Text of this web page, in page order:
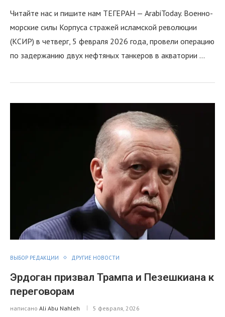
Читайте нас и пишите нам ТЕГЕРАН — ArabiToday. Военно-
морские силы Корпуса стражей исламской революции
(КСИР) в четверг, 5 февраля 2026 года, провели операцию
по задержанию двух нефтяных танкеров в акватории …
ВЫБОР РЕДАКЦИИ ДРУГИЕ НОВОСТИ
Эрдоган призвал Трампа и Пезешкиана к
переговорам
написано Ali Abu Nahleh 5 февраля, 2026